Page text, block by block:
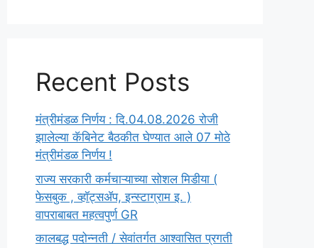
Recent Posts
मंत्रीमंडळ निर्णय : दि.04.08.2026 रोजी
झालेल्या कॅबिनेट बैठकीत घेण्यात आले 07 मोठे
मंत्रीमंडळ निर्णय !
राज्य सरकारी कर्मचाऱ्याच्या सोशल मिडीया (
फेसबुक , व्हॉट्सॲप, इन्स्टाग्राम इ. )
वापराबाबत महत्वपुर्ण GR
कालबद्ध पदोन्नती / सेवांतर्गत आश्वासित प्रगती